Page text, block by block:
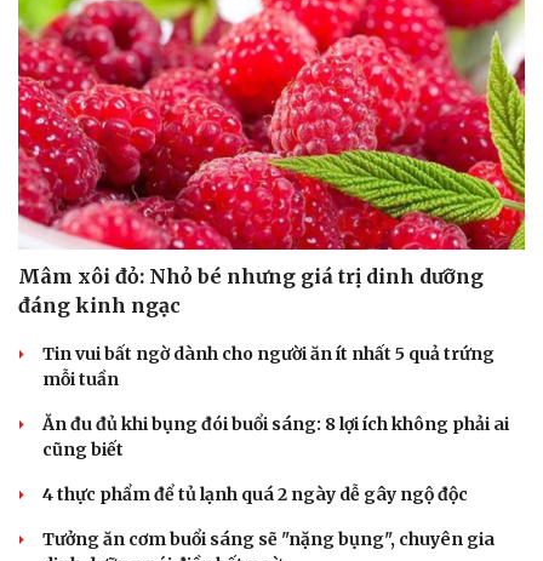
Mâm xôi đỏ: Nhỏ bé nhưng giá trị dinh dưỡng
đáng kinh ngạc
Tin vui bất ngờ dành cho người ăn ít nhất 5 quả trứng
mỗi tuần
Ăn đu đủ khi bụng đói buổi sáng: 8 lợi ích không phải ai
cũng biết
4 thực phẩm để tủ lạnh quá 2 ngày dễ gây ngộ độc
Tưởng ăn cơm buổi sáng sẽ "nặng bụng", chuyên gia